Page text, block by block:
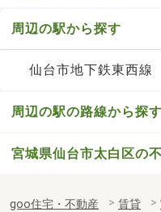
周辺の駅から探す
仙台市地下鉄東西線
周辺の駅の路線から探す
宮城県仙台市太白区の
goo住宅・不動産 賃貸